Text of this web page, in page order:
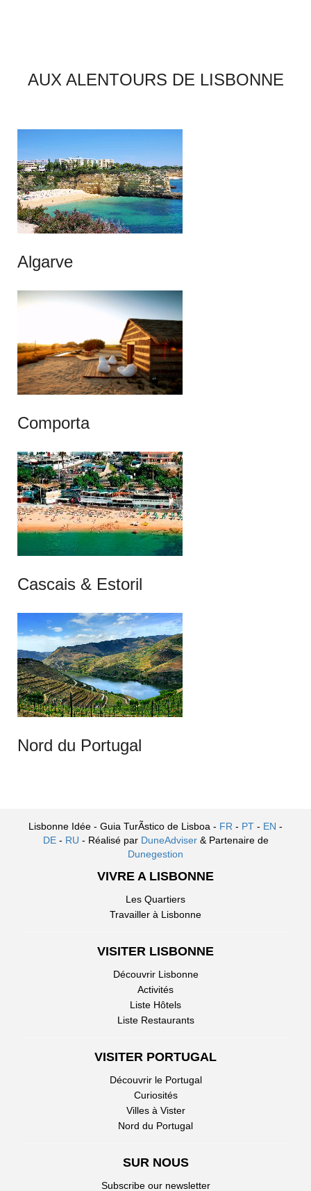
AUX ALENTOURS DE LISBONNE
Algarve
Comporta
Cascais & Estoril
Nord du Portugal
Lisbonne Idée - Guia TurÃ­stico de Lisboa - FR - PT - EN -
DE- RU - Réalisé par DuneAdviser & Partenaire de
Dunegestion
VIVRE A LISBONNE
Les Quartiers
Travailler à Lisbonne
VISITER LISBONNE
Découvrir Lisbonne
Activités
Liste Hôtels
Liste Restaurants
VISITER PORTUGAL
Découvrir le Portugal
Curiosités
Villes à Vister
Nord du Portugal
SUR NOUS
Subscribe our newsletter